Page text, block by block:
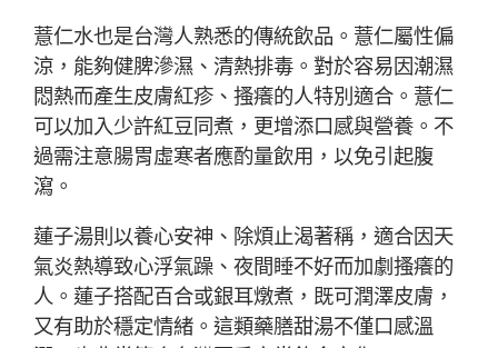
薏仁水也是台灣人熟悉的傳統飲品。薏仁屬性偏
涼，能夠健脾滲濕、清熱排毒。對於容易因潮濕
悶熱而產生皮膚紅疹、搔癢的人特別適合。薏仁
可以加入少許紅豆同煮，更增添口感與營養。不
過需注意腸胃虛寒者應酌量飲用，以免引起腹
瀉。
蓮子湯則以養心安神、除煩止渴著稱，適合因天
氣炎熱導致心浮氣躁、夜間睡不好而加劇搔癢的
人。蓮子搭配百合或銀耳燉煮，既可潤澤皮膚，
又有助於穩定情緒。這類藥膳甜湯不僅口感溫